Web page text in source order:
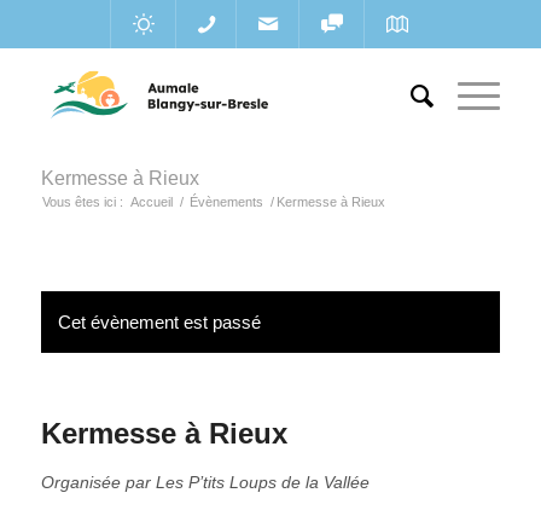
Kermesse à Rieux
Vous êtes ici : Accueil / Évènements / Kermesse à Rieux
Cet évènement est passé
Kermesse à Rieux
Organisée par Les P’tits Loups de la Vallée